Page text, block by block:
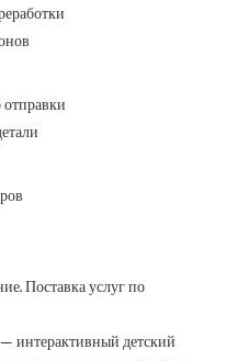
отправки
Поставка услуг по